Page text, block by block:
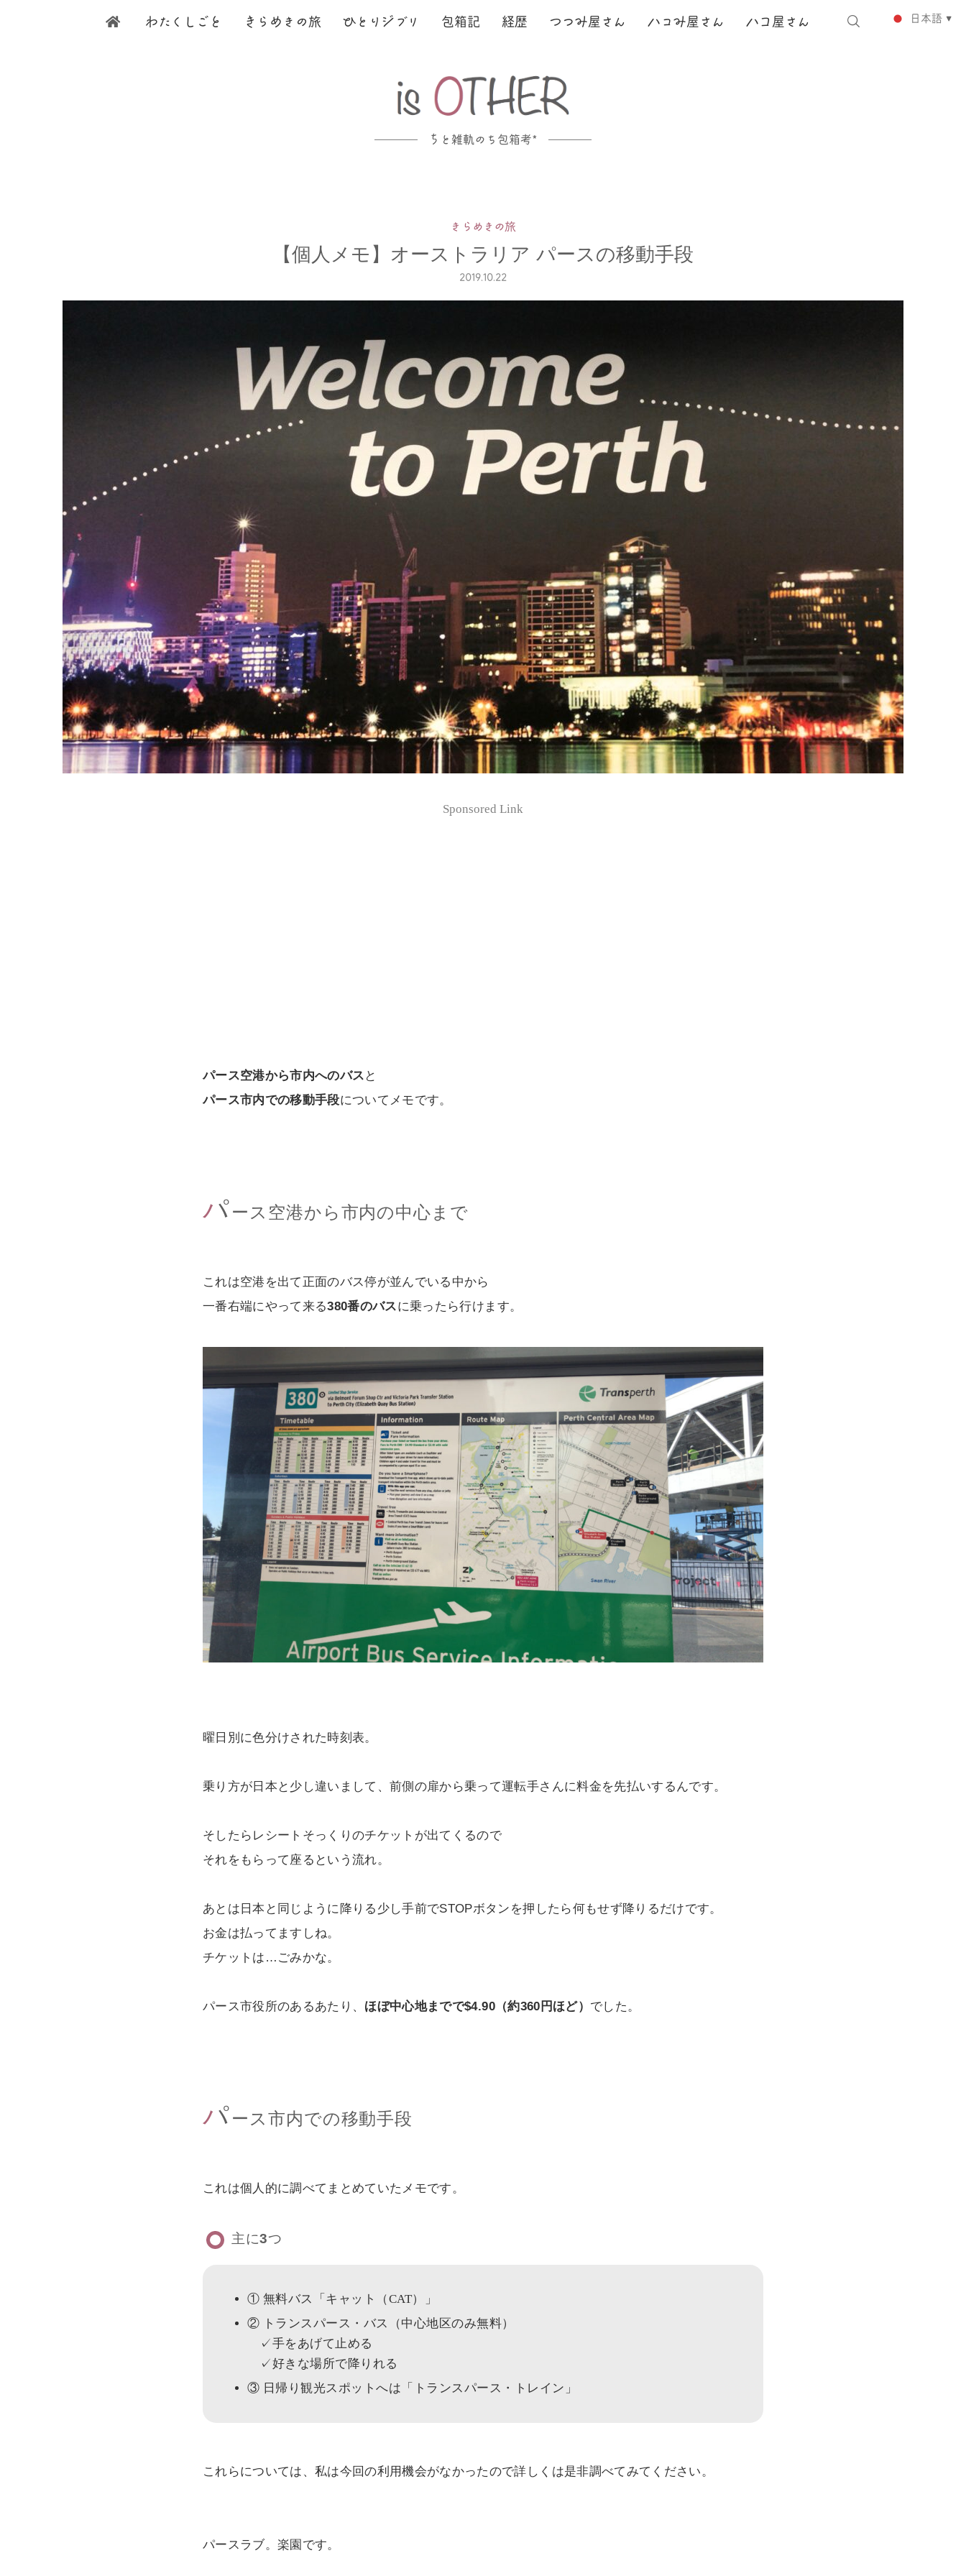
わ たく し ご と き ら め きの旅 ひ とり ジ ブリ 包箱記 経歴 つ つみ屋さん ハ コ み屋さん ハコ 屋さん
ち と雑軌のち包箱考*
きらめきの旅
【個人メモ】オーストラリア パースの移動手段
2019.10.22
Sponsored Link
パース空港から市内へのバス と
パース市内での移動手段についてメモです。
パース空港から市内の中心まで
これは空港を出て正面のバス停が並んでいる中から
一番右端にやって来る380番のバスに乗ったら行けます。
曜日別に色分けされた時刻表。
乗り方が日本と少し違いまして、前側の扉から乗って運転手さんに料金を先払いするんです。
そしたらレシートそっくりのチケットが出てくるので
それをもらって座るという流れ。
あとは日本と同じように降りる少し手前でSTOPボタンを押したら何もせず降りるだけです。
お金は払ってますしね。
チケットは…ごみかな。
パース市役所のあるあたり、 ほぼ中心地までで$4.90（約360円ほど） でした。
パース市内での移動手段
これは個人的に調べてまとめていたメモです。
主に3つ
① 無料バス「キャット（CAT）」
② トランスパース・バス（中心地区のみ無料）
✓手をあげて止める
✓好きな場所で降りれる
③ 日帰り観光スポットへは「トランスパース・トレイン」
これらについては、私は今回の利用機会がなかったので詳しくは是非調べてみてください。
パースラブ。楽園です。
日本語 ▼